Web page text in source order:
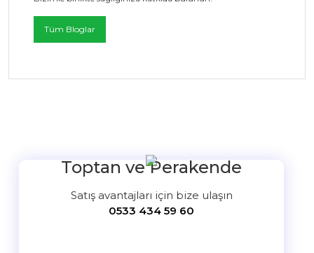
Tüm Bloglar
Toptan ve Perakende
Satış avantajları için bize ulaşın
0533 434 59 60